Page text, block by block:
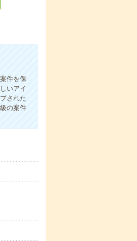
件を保
いアイ
された
の案件